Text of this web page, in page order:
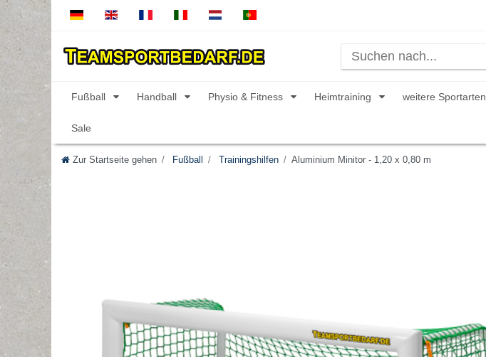
Fußball Handball Physio & Fitness Heimtraining weitere Sportarten
Sale
Zur Startseite gehen Fußball Trainingshilfen Aluminium Minitor - 1,20 x 0,80 m